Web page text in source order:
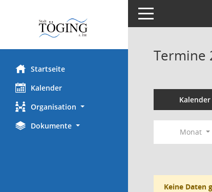
Startseite
Kalender
Organisation
Dokumente
Toggle navigation
Termine
Kalender
Monat
Keine Daten